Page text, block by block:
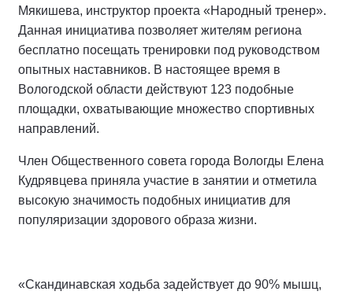
Мякишева, инструктор проекта «Народный тренер».
Данная инициатива позволяет жителям региона
бесплатно посещать тренировки под руководством
опытных наставников. В настоящее время в
Вологодской области действуют 123 подобные
площадки, охватывающие множество спортивных
направлений.
Член Общественного совета города Вологды Елена
Кудрявцева приняла участие в занятии и отметила
высокую значимость подобных инициатив для
популяризации здорового образа жизни.
«Скандинавская ходьба задействует до 90% мышц,